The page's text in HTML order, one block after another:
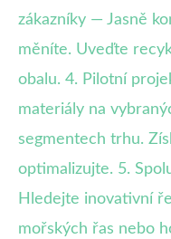
zákazníky — Jasně
měníte. Uveďte
obalu. 4. Pilotní
materiály na
segmentech trhu.
optimalizujte. 5.
Hledejte inovativní
mořských řas nebo